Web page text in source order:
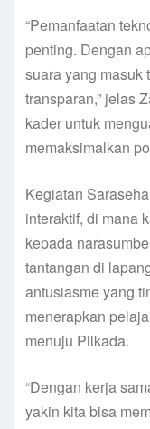
“Pemanfaatan
penting. Dengan
suara yang masuk
transparan,” jelas
kader untuk
memaksimalkan
Kegiatan
interaktif, di mana
kepada
tantangan di
antusiasme yang
menerapkan
menuju Pilkada.
“Dengan kerja
yakin kita bisa